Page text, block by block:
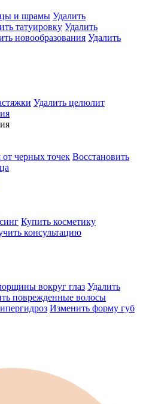
и шрамы Удалить
татуировку Удалить
новообразования Удалить
Удалить целюлит
от черных точек Восстановить
Купить косметику
консультацию
вокруг глаз Удалить
поврежденные волосы
Изменить форму губ